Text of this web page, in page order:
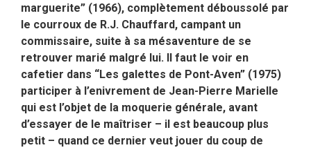
marguerite” (1966), complètement déboussolé par
le courroux de R.J. Chauffard, campant un
commissaire, suite à sa mésaventure de se
retrouver marié malgré lui. Il faut le voir en
cafetier dans “Les galettes de Pont-Aven” (1975)
participer à l’enivrement de Jean-Pierre Marielle
qui est l’objet de la moquerie générale, avant
d’essayer de le maîtriser – il est beaucoup plus
petit – quand ce dernier veut jouer du coup de